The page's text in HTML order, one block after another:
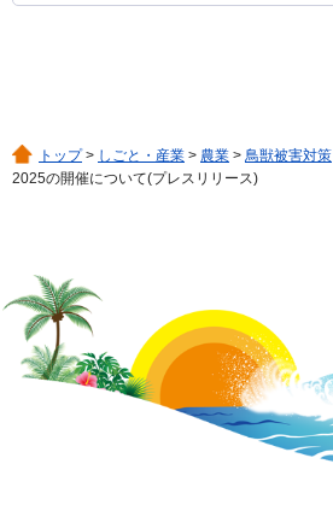
トップ> しごと・産業 > 農業 > 鳥獣被害対策
2025の開催について(プレスリリース)